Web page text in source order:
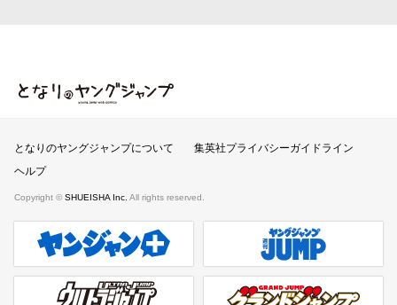
となりのヤングジャンプ
となりのヤングジャンプについて
集英社プライバシーガイドライン
ヘルプ
Copyright © SHUEISHA Inc. All rights reserved.
ヤンジャンプラス 週刊ヤングジャンプ公式サイト
ウルトラジャンプ グランドジャンプ